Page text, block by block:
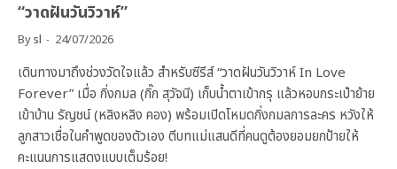
“วาดฝันวันวิวาห์”
Bysl 24/07/2026
เดินทางมาถึงช่วงวัดใจแล้ว สำหรับซีรีส์ “วาดฝันวันวิวาห์ In Love
Forever” เมื่อ กิ่งกมล (กิ๊ก สุวัจนี) เก็บน้ำตาเข้ากรุ แล้วหอบกระเป๋าย้าย
เข้าบ้าน รัญชน์ (หลิงหลิง คอง) พร้อมเปิดโหมดกิ่งกมลการละคร หวังให้
ลูกสาวเชื่อในคำพูดของตัวเอง ตีบทแม่แสนดีที่คนดูต้องยอมยกป้ายให้
คะแนนการแสดงแบบเต็มร้อย!